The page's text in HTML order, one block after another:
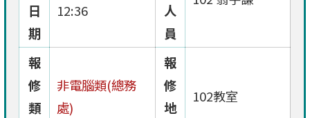
日
期
12:36
人
員
報
修
類
非電腦類(總務
處)
報
修
地
102教室